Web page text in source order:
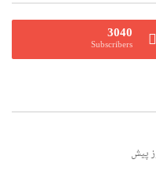
3040
Subscribers